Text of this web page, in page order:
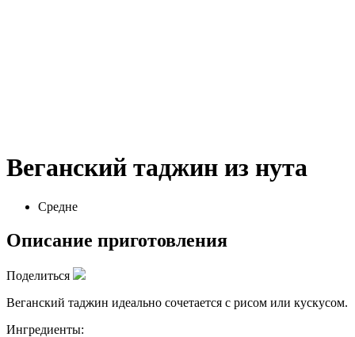
Веганский таджин из нута
Средне
Описание приготовления
Поделиться
Веганский таджин идеально сочетается с рисом или кускусом.
Ингредиенты: